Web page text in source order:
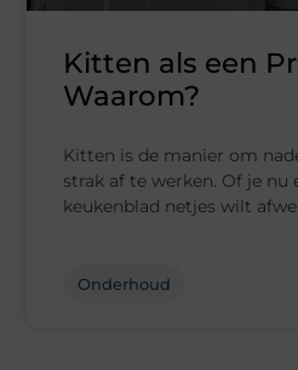
Kitten als een
Waarom?
Kitten is de manier om
strak af te werken. Of je nu
keukenblad netjes wilt
Onderhoud